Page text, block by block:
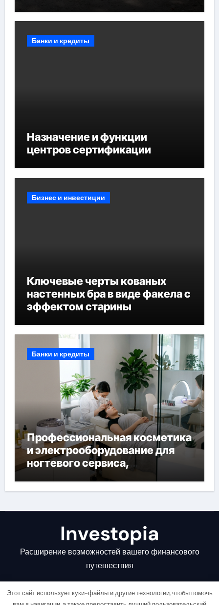
мероприятий и обустройства
Банки и кредиты
Назначение и функции
центров сертификации
Бизнес и инвестиции
Ключевые черты кованых
настенных бра в виде факела с
эффектом старины
Банки и кредиты
Профессиональная косметика
и электрооборудование для
ногтевого сервиса,
наращивания ресниц и
депиляции
Investopia
Расширение возможностей вашего финансового
путешествия
Этот сайт использует куки-файлы и другие технологии, чтобы помочь